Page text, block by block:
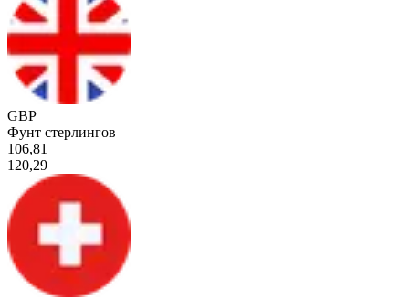
GBP
Фунт стерлингов
106,81
120,29